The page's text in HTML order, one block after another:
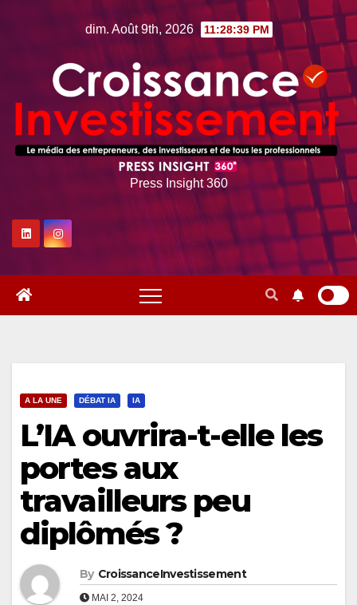
dim. Août 9th, 2026 11:28:40 PM
Press Insight 360
A LA UNE DÉBAT IA IA
L’IA ouvrira-t-elle les
portes aux
travailleurs peu
diplômés ?
By CroissanceInvestissement
MAI 2, 2024